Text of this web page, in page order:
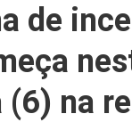
de
(6) na